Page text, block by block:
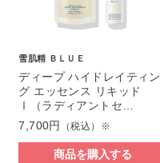
雪肌精 ＢＬＵＥ
ディープ ハイドレイティン
グ エッセンス リキッド
Ⅰ（ラディアントセ…
7,700円
（税込）※
商品を購入する